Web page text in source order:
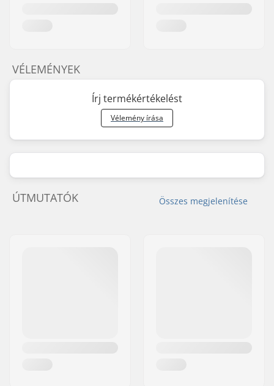
VÉLEMÉNYEK
Írj termékértékelést
Vélemény írása
Összes megjelenítése
ÚTMUTATÓK